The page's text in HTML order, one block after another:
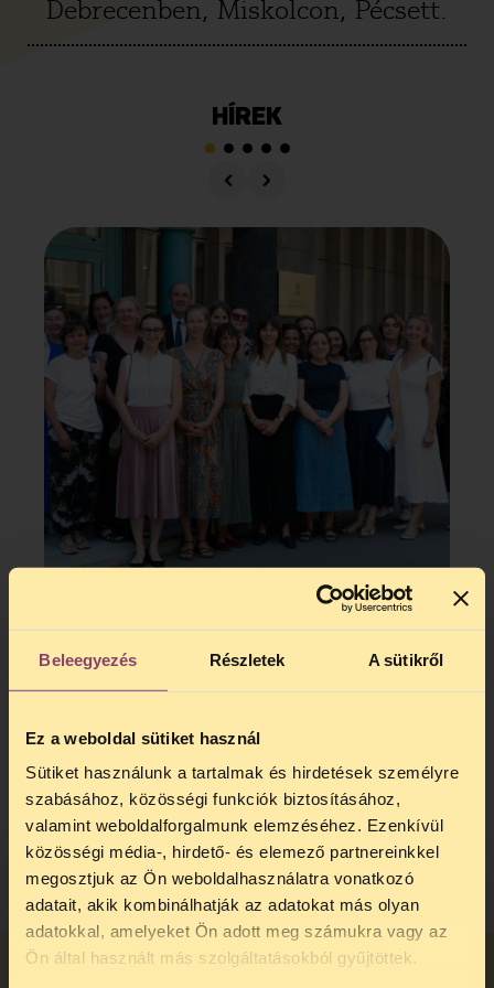
Beleegyezés Részletek A sütikről
Ez a weboldal sütiket használ
Sütiket használunk a tartalmak és hirdetések személyre
szabásához, közösségi funkciók biztosításához,
valamint weboldalforgalmunk elemzéséhez. Ezenkívül
közösségi média-, hirdető- és elemező partnereinkkel
megosztjuk az Ön weboldalhasználatra vonatkozó
adatait, akik kombinálhatják az adatokat más olyan
adatokkal, amelyeket Ön adott meg számukra vagy az
Ön által használt más szolgáltatásokból gyűjtöttek.
Debrecenben, Miskolcon, Pécsett.
HÍREK
JELENTŐS LÉPÉS A NŐI REPRODUKTÍV
ASZTALHOZ A MINISZTÉRIUM ÉS A CIVIL
SZERVEZETEK
A női reproduktív egészség területén dolgozó
civil szervezetek és szakértők először
egyeztetésen, amely a sürgősségi
fogamzásgátlás, a gyógyszeres abortusz és a
szívhangrendelet jövőjét érintő szakmai
irányelvek kialakítását célozza.
BŐVEBBEN
TASZ GARDRÓB
TELEFONOS JOGSEGÉLY